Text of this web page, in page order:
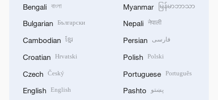
Bengali বাংলা
Bulgarian Български
Cambodian ខ្មែរ
Croatian Hrvatski
Czech Český
English English
Myanmar မြန်မာဘာသာ
Nepali नेपाली
Persian فارسی
Polish Polski
Portuguese Português
Pashto پښتو